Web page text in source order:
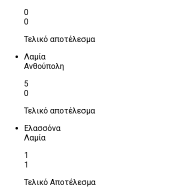
0
0
Τελικό αποτέλεσμα
Λαμία
Ανθούπολη
5
0
Τελικό αποτέλεσμα
Ελασσόνα
Λαμία
1
1
Τελικό Αποτέλεσμα